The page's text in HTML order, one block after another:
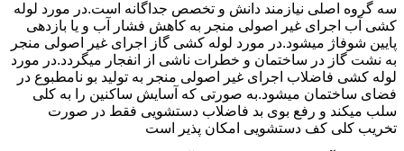
سه گروه اصلی نیازمند دانش و تخصص جداگانه است.در مورد لوله
کشی آب اجرای غیر اصولی منجر به کاهش فشار آب و یا بازدهی
پایین شوفاژ میشود.در مورد لوله کشی گاز اجرای غیر اصولی منجر
به نشت گاز در ساختمان و خطرات ناشی از انفجار میگردد.در مورد
لوله کشی فاضلاب اجرای غیر اصولی منجر به تولید بو نامطبوع در
فضای ساختمان میشود.به صورتی که آسایش ساکنین را به کلی
سلب میکند و رفع بوی بد فاضلاب دستشویی فقط در صورت
تخریب کلی کف دستشویی امکان پذیر است